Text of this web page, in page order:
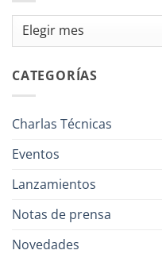
Archivos
CATEGORÍAS
Charlas Técnicas
Eventos
Lanzamientos
Notas de prensa
Novedades